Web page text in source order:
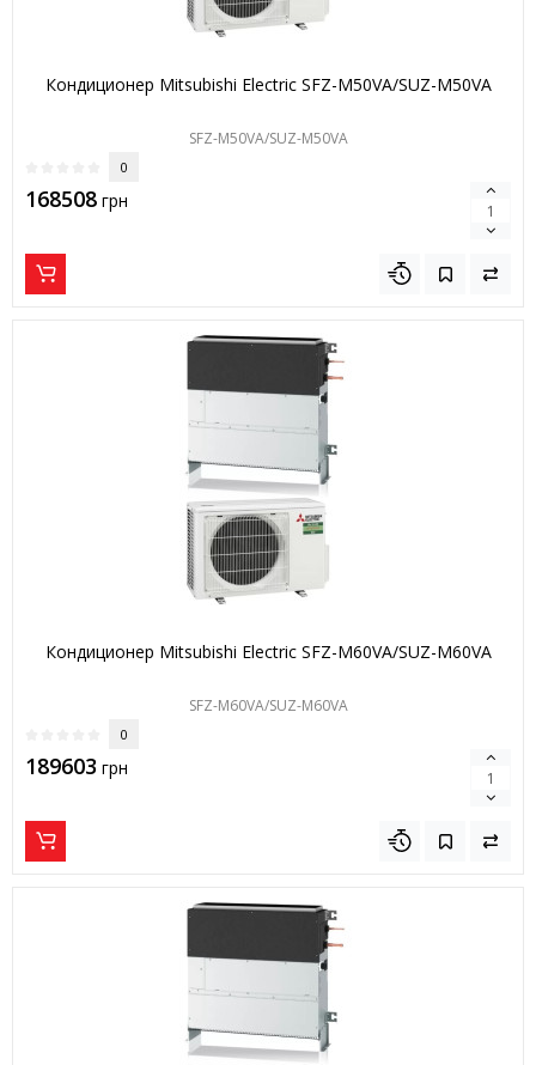
Кондиционер Mitsubishi Electric SFZ-M50VA/SUZ-M50VA
SFZ-M50VA/SUZ-M50VA
0
168508 грн
Кондиционер Mitsubishi Electric SFZ-M60VA/SUZ-M60VA
SFZ-M60VA/SUZ-M60VA
0
189603 грн